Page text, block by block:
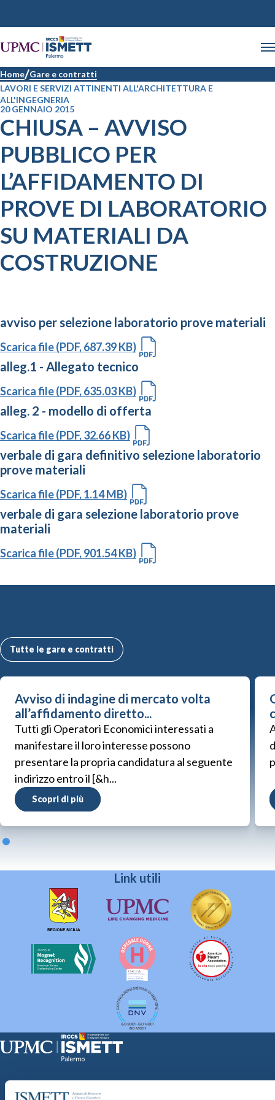
Home Gare e contratti
LAVORI E SERVIZI ATTINENTI ALL'ARCHITETTURA E
ALL'INGEGNERIA
20 GENNAIO 2015
CHIUSA – AVVISO
PUBBLICO PER
L’AFFIDAMENTO DI
PROVE DI LABORATORIO
SU MATERIALI DA
COSTRUZIONE
avviso per selezione laboratorio prove materiali
Scarica file (PDF, 687.39 KB)
alleg.1 - Allegato tecnico
Scarica file (PDF, 635.03 KB)
alleg. 2 - modello di offerta
Scarica file (PDF, 32.66 KB)
verbale di gara definitivo selezione laboratorio
prove materiali
Scarica file (PDF, 1.14 MB)
verbale di gara selezione laboratorio prove
materiali
Scarica file (PDF, 901.54 KB)
Tutte le gare e contratti
Avviso di indagine di mercato volta
all’affidamento diretto...
Tutti gli Operatori Economici interessati a
manifestare il loro interesse possono
presentare la propria candidatura al seguente
indirizzo entro il [&h...
Scopri di più
Link utili